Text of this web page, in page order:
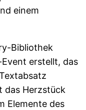
Bibliothek
erstellt, das
das Herzstück
Elemente des